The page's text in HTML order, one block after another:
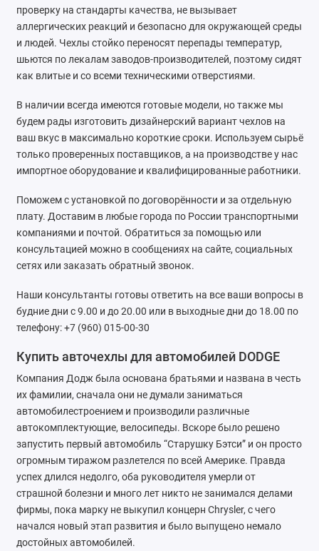
Iveco
JAC
Jaecoo
KIA
LADA
Mitsubishi
Nissan
Omoda
Opel
Peugeot
проверку на стандарты качества, не вызывает
аллергических реакций и безопасно для окружающей среды
и людей. Чехлы стойко переносят перепады температур,
шьются по лекалам заводов-производителей, поэтому сидят
как влитые и со всеми техническими отверстиями.
В наличии всегда имеются готовые модели, но также мы
будем рады изготовить дизайнерский вариант чехлов на
ваш вкус в максимально короткие сроки. Используем сырьё
только проверенных поставщиков, а на производстве у нас
импортное оборудование и квалифицированные работники.
Поможем с установкой по договорённости и за отдельную
плату. Доставим в любые города по России транспортными
компаниями и почтой. Обратиться за помощью или
консультацией можно в сообщениях на сайте, социальных
сетях или заказать обратный звонок.
Наши консультанты готовы ответить на все ваши вопросы в
будние дни с 9.00 и до 20.00 или в выходные дни до 18.00 по
телефону: +7 (960) 015-00-30
Купить авточехлы для автомобилей DODGE
Компания Додж была основана братьями и названа в честь
их фамилии, сначала они не думали заниматься
автомобилестроением и производили различные
автокомплектующие, велосипеды. Вскоре было решено
запустить первый автомобиль “Старушку Бэтси” и он просто
огромным тиражом разлетелся по всей Америке. Правда
успех длился недолго, оба руководителя умерли от
страшной болезни и много лет никто не занимался делами
фирмы, пока марку не выкупил концерн Chrysler, с чего
начался новый этап развития и было выпущено немало
достойных автомобилей.